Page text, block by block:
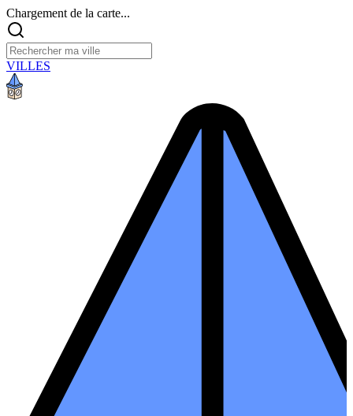
Chargement de la carte...
VILLES